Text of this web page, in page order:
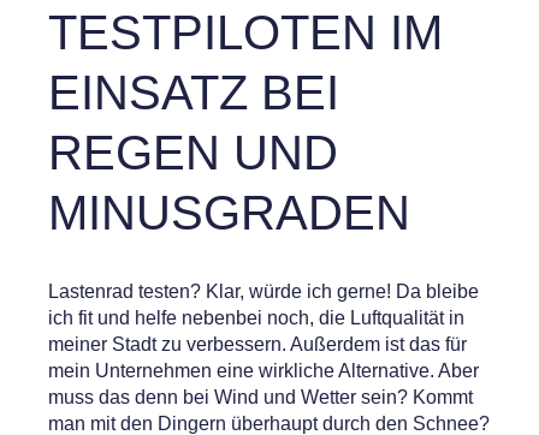
TESTPILOTEN IM
EINSATZ BEI
REGEN UND
MINUSGRADEN
Lastenrad testen? Klar, würde ich gerne! Da bleibe
ich fit und helfe nebenbei noch, die Luftqualität in
meiner Stadt zu verbessern. Außerdem ist das für
mein Unternehmen eine wirkliche Alternative. Aber
muss das denn bei Wind und Wetter sein? Kommt
man mit den Dingern überhaupt durch den Schnee?